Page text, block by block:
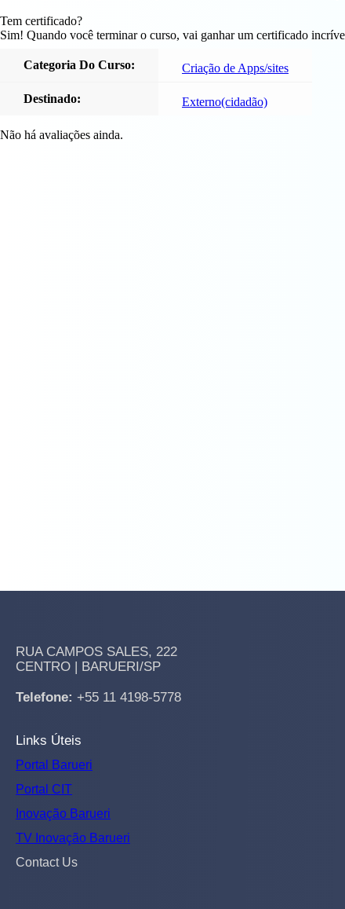
Tem certificado?
Sim! Quando você terminar o curso, vai ganhar um certificado
Categoria Do Curso: Criação de Apps/sites
Destinado: Externo(cidadão)
Não há avaliações ainda.
RUA CAMPOS SALES, 222
CENTRO | BARUERI/SP
Telefone: +55 11 4198-5778
Links Úteis
Portal Barueri
Portal CIT
Inovação Barueri
TV Inovação Barueri
Contact Us